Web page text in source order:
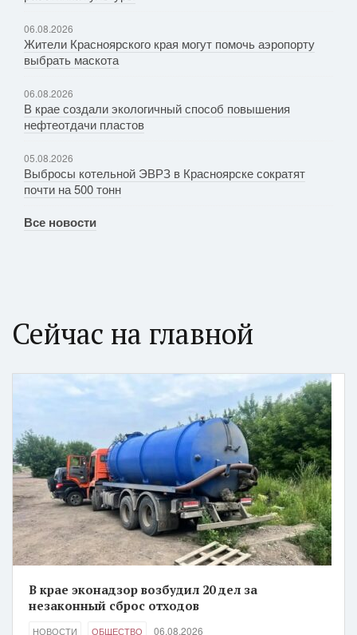
06.08.2026
Жители Красноярского края могут помочь аэропорту
выбрать маскота
06.08.2026
В крае создали экологичный способ повышения
нефтеотдачи пластов
05.08.2026
Выбросы котельной ЭВРЗ в Красноярске сократят
почти на 500 тонн
Все новости
Сейчас на главной
В крае эконадзор возбудил 20 дел за
незаконный сброс отходов
НОВОСТИ ОБЩЕСТВО 06.08.2026